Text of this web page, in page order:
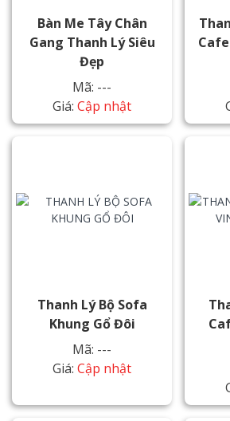
Bàn Me Tây Chân
Gang Thanh Lý Siêu
Đẹp
Mã: ---
Giá: Cập nhật
Thanh Lý Bộ Sofa
Khung Gổ Đôi
Mã: ---
Giá: Cập nhật